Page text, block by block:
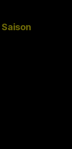
Saison